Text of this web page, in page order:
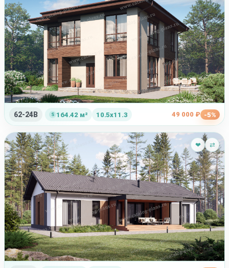
62-24B 164.42 м² 10.5x11.3 49 000 ₽ -5%
❤ ⇄